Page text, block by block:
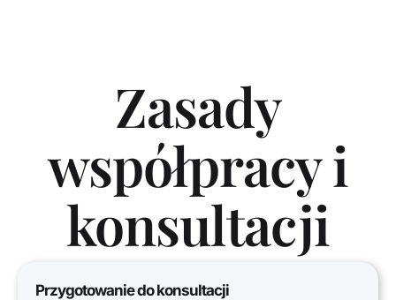
Zasady
współpracy i
konsultacji
Przygotowanie do konsultacji